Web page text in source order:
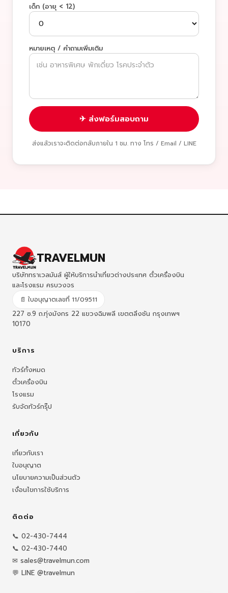
เด็ก (อายุ < 12)
หมายเหตุ / คำถามเพิ่มเติม
✈ ส่งฟอร์มสอบถาม
ส่งแล้วเราจะติดต่อกลับภายใน 1 ชม. ทาง โทร / Email / LINE
TRAVELMUN
บริษัททราเวลมันส์ ผู้ให้บริการนำเที่ยวต่างประเทศ ตั๋วเครื่องบิน
และโรงแรม ครบวงจร
📄 ใบอนุญาตเลขที่ 11/09511
227 ซ.9 ถ.ทุ่งมังกร 22 แขวงฉิมพลี เขตตลิ่งชัน กรุงเทพฯ
10170
บริการ
ทัวร์ทั้งหมด
ตั๋วเครื่องบิน
โรงแรม
รับจัดทัวร์กรุ๊ป
เกี่ยวกับ
เกี่ยวกับเรา
ใบอนุญาต
นโยบายความเป็นส่วนตัว
เงื่อนไขการใช้บริการ
ติดต่อ
📞 02-430-7444
📞 02-430-7440
✉ sales@travelmun.com
💬 LINE @travelmun